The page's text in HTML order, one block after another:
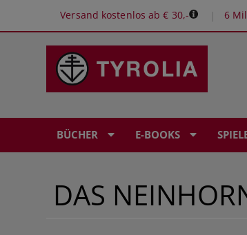
Versand kostenlos ab € 30,- 6
BÜCHER E-BOOKS
DAS